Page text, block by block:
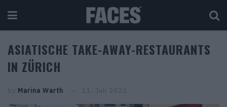
ASIATISCHE TAKE-AWAY-RESTAURANTS
IN ZÜRICH
by Marina Warth 11. Juli 2022